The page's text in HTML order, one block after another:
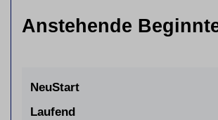
Anstehende
NeuStart
Laufend